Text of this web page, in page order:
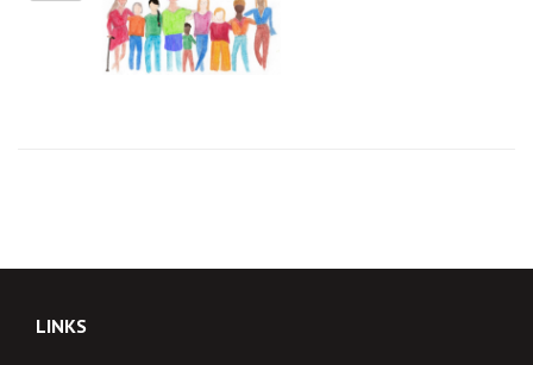
LINKS